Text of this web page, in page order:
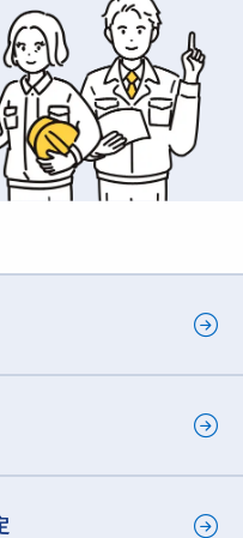
知りたい 秋田県
化に向けた連絡協議会に
商工会連合会
（秋田県商工会連合
関するアンケート調査